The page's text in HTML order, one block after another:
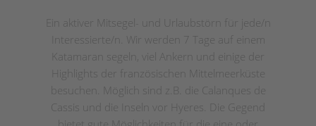
Ein aktiver Mitsegel- und Urlaubstörn für jede/n
Interessierte/n. Wir werden 7 Tage auf einem
Katamaran segeln, viel Ankern und einige der
Highlights der französischen Mittelmeerküste
besuchen. Möglich sind z.B. die Calanques de
Cassis und die Inseln vor Hyeres. Die Gegend